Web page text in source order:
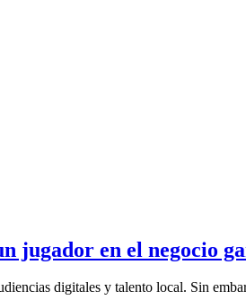
jugador en el negocio
digitales y talento local. Sin